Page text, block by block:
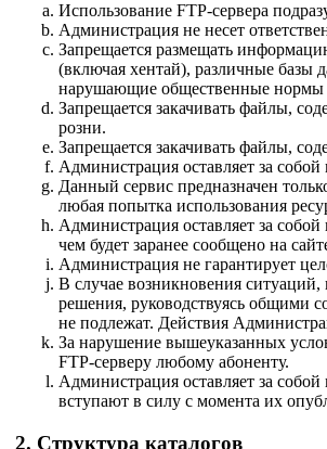
Использование FTP-сервера
Администрация не несет
Запрещается размещать
(включая хентай), различные базы
нарушающие общественные нормы
Запрещается закачивать файлы,
розни.
Запрещается закачивать файлы,
Администрация оставляет за
Данный сервис предназначен
любая попытка использования
Администрация оставляет за
чем будет заранее сообщено на
Администрация не гарантирует
В случае возникновения
решения, руководствуясь общими
не подлежат. Действия
За нарушение вышеуказанных
FTP-серверу любому абоненту.
Администрация оставляет за
вступают в силу с момента их
2. Структура каталогов